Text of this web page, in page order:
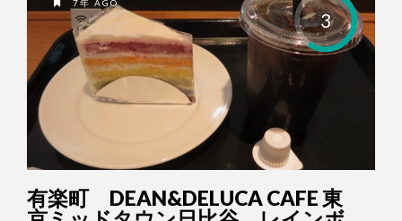
3
7年 AGO
有楽町 DEAN&DELUCA CAFE 東